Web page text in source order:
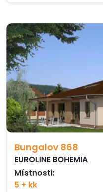
Bungalov 868
EUROLINE BOHEMIA
Místnosti:
5 + kk